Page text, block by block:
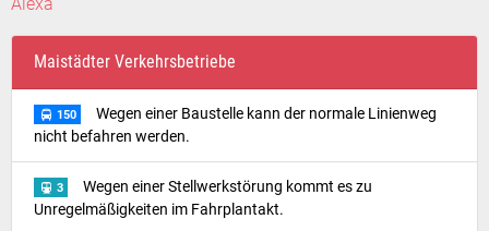
Maistädter Verkehrsbetriebe
150
Wegen einer Baustelle kann der normale Linienweg
nicht befahren werden.
3
Wegen einer Stellwerkstörung kommt es zu
Unregelmäßigkeiten im Fahrplantakt.